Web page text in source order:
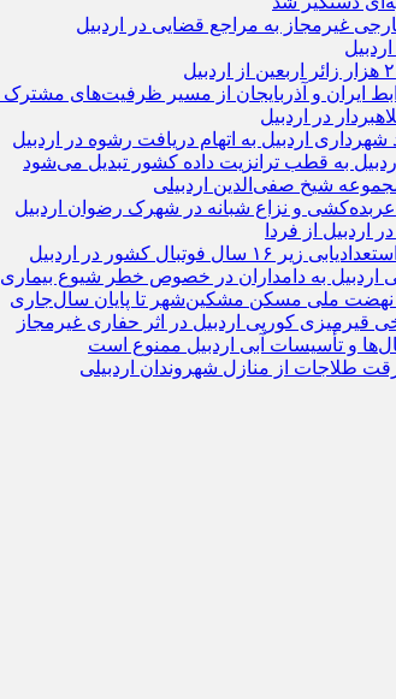
ایران و آذربایجان از مسیر ظرفیت‌های
در اردبیل
اردبیل به اتهام دریافت رشوه در اردبیل
به قطب ترانزیت داده کشور تبدیل می‌شود
شیخ صفی‌الدین اردبیلی
و نزاع شبانه در شهرک رضوان اردبیل
اردبیل از فردا
سال فوتبال کشور در اردبیل
اردبیل به دامداران در خصوص خطر شیوع
قیرمیزی کورپی اردبیل در اثر حفاری غیرمجاز
و تأسیسات آبی اردبیل ممنوع است
طلاجات از منازل شهروندان اردبیلی